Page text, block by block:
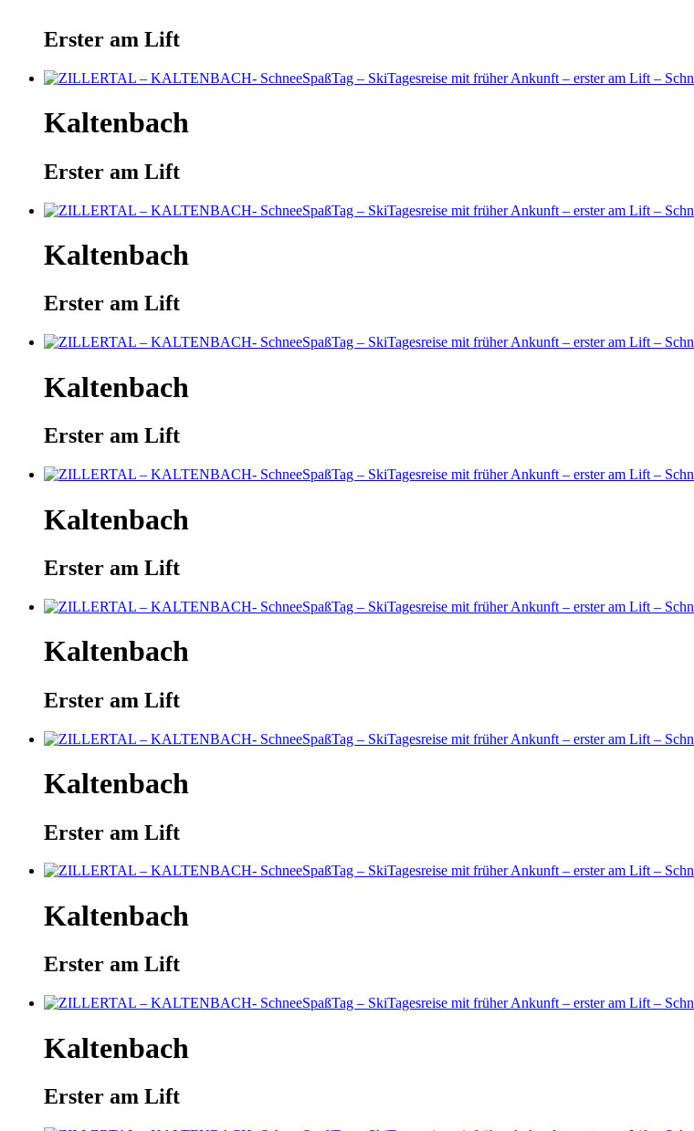
Erster am Lift
Kaltenbach
Erster am Lift
Kaltenbach
Erster am Lift
Kaltenbach
Erster am Lift
Kaltenbach
Erster am Lift
Kaltenbach
Erster am Lift
Kaltenbach
Erster am Lift
Kaltenbach
Erster am Lift
Kaltenbach
Erster am Lift